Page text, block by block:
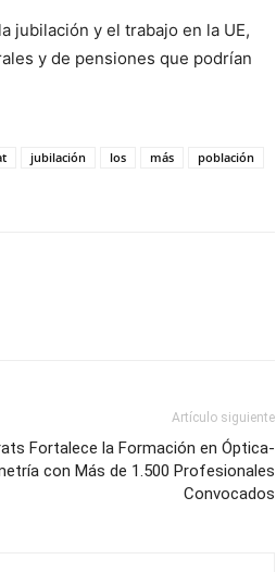
jubilación y el trabajo en la UE,
y de pensiones que podrían
jubilación los más
población
Artículo siguiente
Fortalece la Formación en Óptica-
con Más de 1.500 Profesionales
Convocados